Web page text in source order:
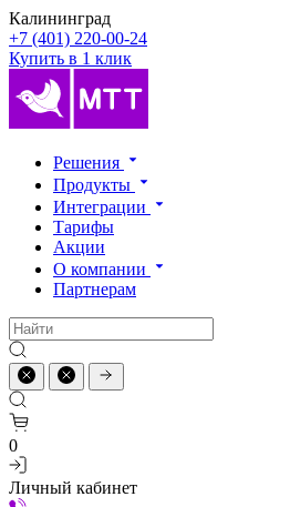
Калининград
+7 (401) 220-00-24
Купить в 1 клик
Решения
Продукты
Интеграции
Тарифы
Акции
О компании
Партнерам
0
Личный кабинет